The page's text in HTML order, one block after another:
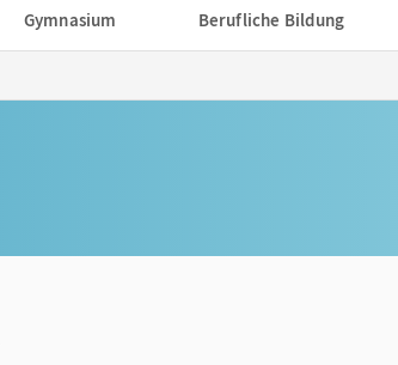
Gymnasium Berufliche Bildung